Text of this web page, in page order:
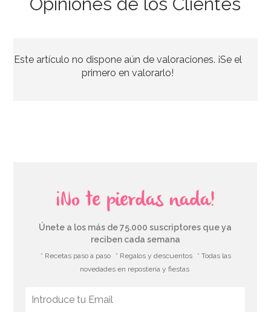
Este artículo no dispone aún de valoraciones. ¡Se el
primero en valorarlo!
¡No te pierdas nada!
Únete a los más de 75.000 suscriptores que ya
reciben cada semana
* Recetas paso a paso * Regalos y descuentos
* Todas las
novedades en repostería y fiestas